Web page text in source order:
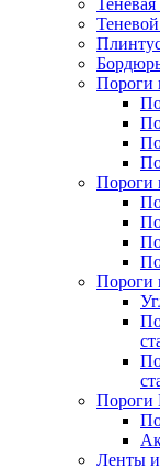
Теневая
Пороги
Пороги
Пороги
Ленты и